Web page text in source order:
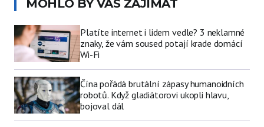
MOHLO BY VÁS ZAJÍMAT
Platíte internet i lidem vedle? 3 neklamné
znaky, že vám soused potají krade domácí
Wi-Fi
Čína pořádá brutální zápasy humanoidních
robotů. Když gladiátorovi ukopli hlavu,
bojoval dál